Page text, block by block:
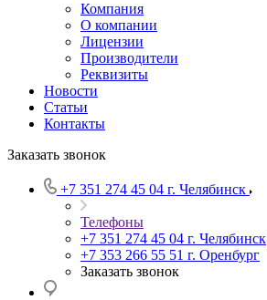
Компания
О компании
Лицензии
Производители
Реквизиты
Новости
Статьи
Контакты
Заказать звонок
+7 351 274 45 04 г. Челябинск
Телефоны
+7 351 274 45 04 г. Челябинск
+7 353 266 55 51 г. Оренбург
Заказать звонок